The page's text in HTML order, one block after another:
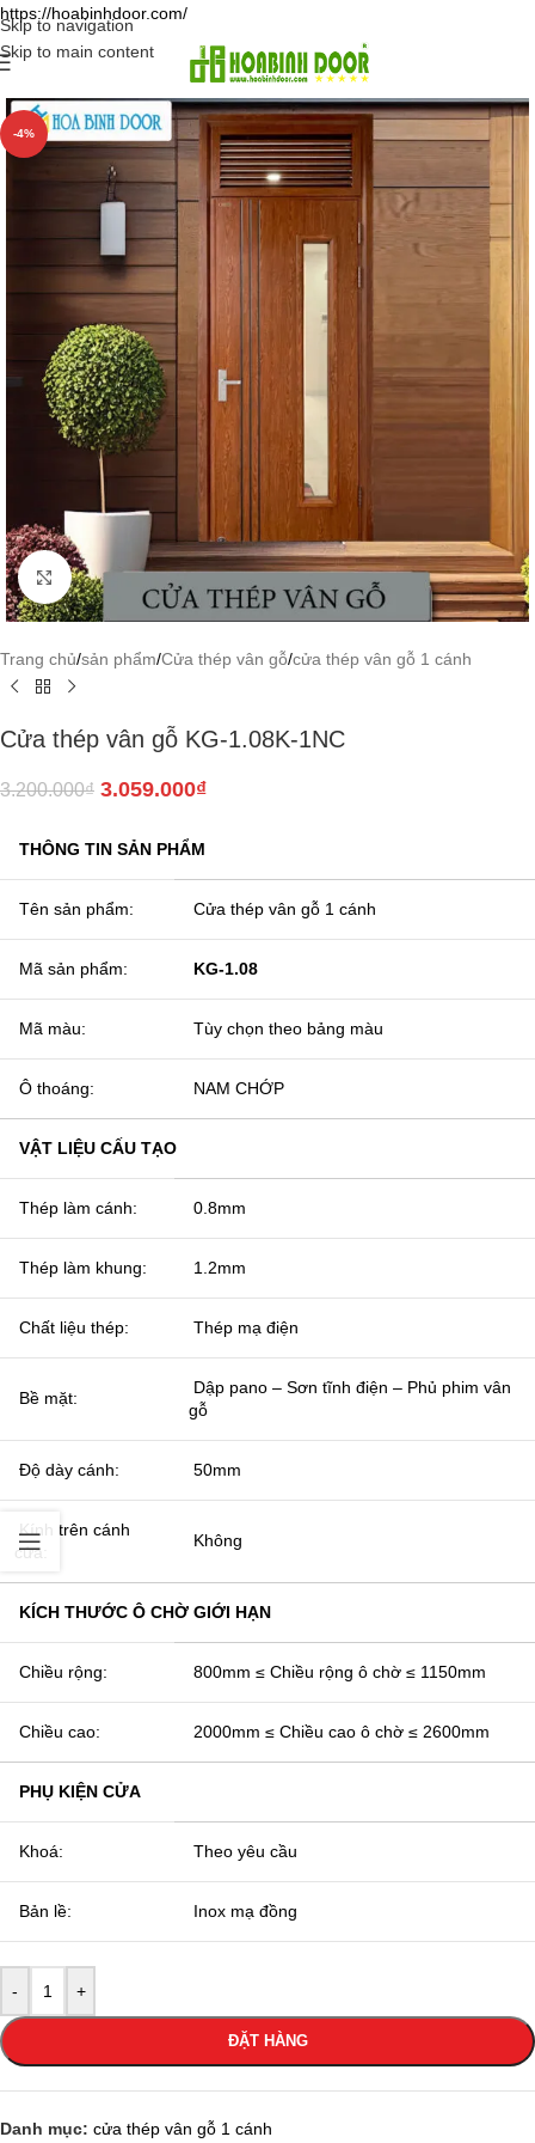
https://hoabinhdoor.com/
Skip to navigation
Skip to main content
-4%
Click to enlarge
Trang chủ/sản phẩm/Cửa thép vân gỗ/cửa thép vân gỗ 1 cánh
Cửa thép vân gỗ KG-1.08K-1NC
3.200.000₫ 3.059.000₫
THÔNG TIN SẢN PHẨM
Tên sản phẩm: Cửa thép vân gỗ 1 cánh
Mã sản phẩm: KG-1.08
Mã màu: Tùy chọn theo bảng màu
Ô thoáng: NAM CHỚP
VẬT LIỆU CẤU TẠO
Thép làm cánh: 0.8mm
Thép làm khung: 1.2mm
Chất liệu thép: Thép mạ điện
Bề mặt:
Dập pano – Sơn tĩnh điện – Phủ phim vân
gỗ
Độ dày cánh: 50mm
Kính trên cánh
cửa:
Không
KÍCH THƯỚC Ô CHỜ GIỚI HẠN
Chiều rộng: 800mm ≤ Chiều rộng ô chờ ≤ 1150mm
Chiều cao: 2000mm ≤ Chiều cao ô chờ ≤ 2600mm
PHỤ KIỆN CỬA
Khoá: Theo yêu cầu
Bản lề: Inox mạ đồng
- +
ĐẶT HÀNG
Danh mục: cửa thép vân gỗ 1 cánh